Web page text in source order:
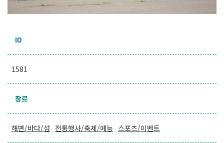
ID
1581
장르
해변/바다/섬 전통행사/축제/예능 스포츠/이벤트